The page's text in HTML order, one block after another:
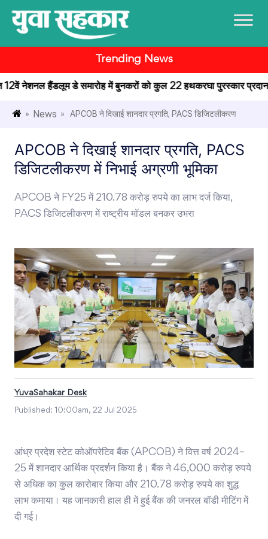
Trending News
नेशनल हैंडलूम डे समारोह में बुनकरों को कुल 22 हथकरघा पुरस्कार प्रदान
» News » APCOB ने दिखाई शानदार प्रगति, PACS डिजिटलीकरण
APCOB ने दिखाई शानदार प्रगति, PACS
डिजिटलीकरण में निभाई अग्रणी भूमिका
APCOB ने FY25 में 210.78 करोड़ रुपये का लाभ दर्ज किया,
PACS डिजिटलीकरण में राष्ट्रीय मॉडल बनकर उभरा
YuvaSahakar Desk
Published: 10:00am, 22 Jul 2025
आंध्र प्रदेश स्टेट कोऑपरेटिव बैंक (APCOB) ने वित्त वर्ष 2024–
25 में शानदार आर्थिक प्रदर्शन किया है। बैंक ने 46,000 करोड़ रुपये
से अधिक का कुल कारोबार किया और 210.78 करोड़ रुपये का शुद्ध
लाभ कमाया। यह जानकारी हाल ही में हुई बैंक की जनरल बॉडी मीटिंग में
दी गई।